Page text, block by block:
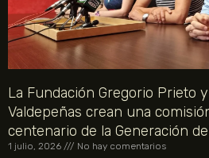
La Fundación Gregorio Prieto
Valdepeñas crean una
centenario de la Generación
1 julio, 2026 No hay comentarios